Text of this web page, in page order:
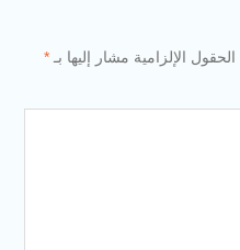
الحقول الإلزامية مشار إليها بـ *